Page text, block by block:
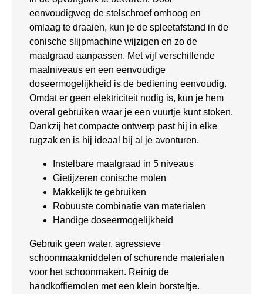
eenvoudigweg de stelschroef omhoog en
omlaag te draaien, kun je de spleetafstand in de
conische slijpmachine wijzigen en zo de
maalgraad aanpassen. Met vijf verschillende
maalniveaus en een eenvoudige
doseermogelijkheid is de bediening eenvoudig.
Omdat er geen elektriciteit nodig is, kun je hem
overal gebruiken waar je een vuurtje kunt stoken.
Dankzij het compacte ontwerp past hij in elke
rugzak en is hij ideaal bij al je avonturen.
Instelbare maalgraad in 5 niveaus
Gietijzeren conische molen
Makkelijk te gebruiken
Robuuste combinatie van materialen
Handige doseermogelijkheid
Gebruik geen water, agressieve
schoonmaakmiddelen of schurende materialen
voor het schoonmaken. Reinig de
handkoffiemolen met een klein borsteltje.